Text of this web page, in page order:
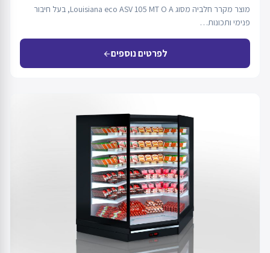
מוצר מקרר חלביה מסוג Louisiana eco ASV 105 MT O A, בעל חיבור
פנימי ותכונות…
לפרטים נוספיםarrow_back